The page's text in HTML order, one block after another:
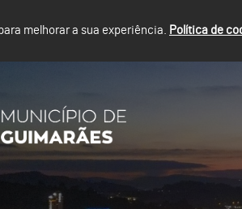
melhorar a sua experiência. Política de